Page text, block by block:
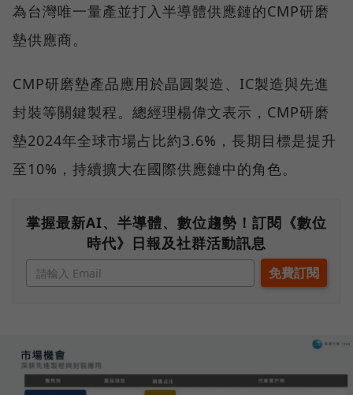
為台灣唯一量產並打入半導體供應鏈的CMP研磨
墊供應商。
CMP研磨墊產品應用於晶圓製造、IC製造與先進
封裝等關鍵製程。總經理楊偉文表示，CMP研磨
墊2024年全球市場占比約3.6%，長期目標是提升
至10%，持續擴大在國際供應鏈中的角色。
掌握最新AI、半導體、數位趨勢！訂閱《數位
時代》日報及社群活動訊息